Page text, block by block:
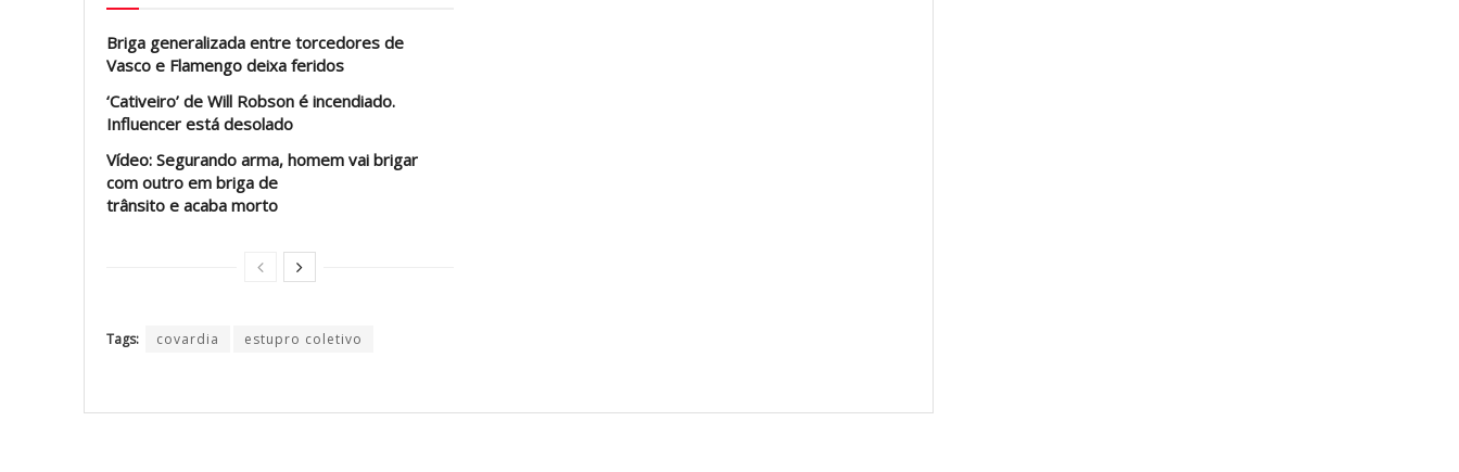
Briga generalizada entre torcedores de
Vasco e Flamengo deixa feridos
‘Cativeiro’ de Will Robson é incendiado.
Influencer está desolado
Vídeo: Segurando arma, homem vai brigar
com outro em briga de
trânsito e acaba morto
Tags: covardia estupro coletivo